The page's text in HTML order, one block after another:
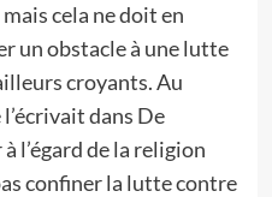
cela ne doit en
un obstacle à une lutte
croyants. Au
dans De
l’égard de la religion
confiner la lutte contre